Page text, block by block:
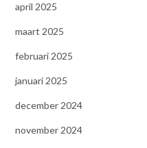
april 2025
maart 2025
februari 2025
januari 2025
december 2024
november 2024